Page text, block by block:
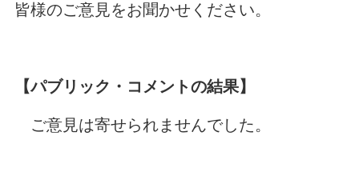
皆様のご意見をお聞かせください。
【パブリック・コメントの結果】
ご意見は寄せられませんでした。